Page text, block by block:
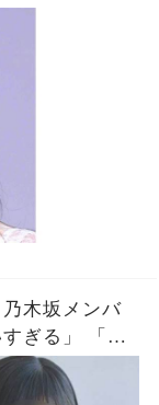
木坂メンバ
ぎる」 「ス